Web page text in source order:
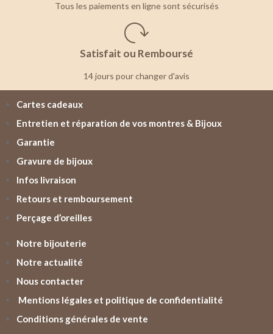
Tous les paiements en ligne sont sécurisés
Satisfait ou Remboursé
14 jours pour changer d'avis
Cartes cadeaux
Entretien et réparation de vos montres & Bijoux
Garantie
Gravure de bijoux
Infos livraison
Retours et remboursement
Perçage d’oreilles
Notre bijouterie
Notre actualité
Nous contacter
Mentions légales et politique de confidentialité
Conditions générales de vente